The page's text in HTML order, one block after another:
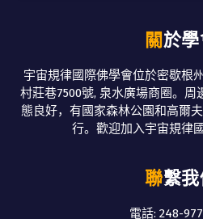
關於
宇宙規律國際佛學會位於密歇根
村莊巷7500號, 泉水廣場商圈。
態良好，有國家森林公園和高爾
行。歡迎加入宇宙規律
聯繫
電話: 248-